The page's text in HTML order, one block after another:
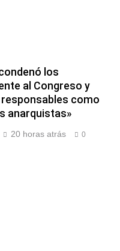
los
al Congreso y
como
anarquistas»
20 horas atrás 0